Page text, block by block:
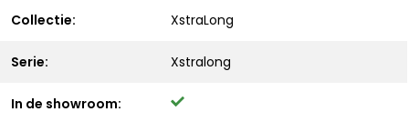
Collectie: XstraLong
Serie: Xstralong
In de showroom: